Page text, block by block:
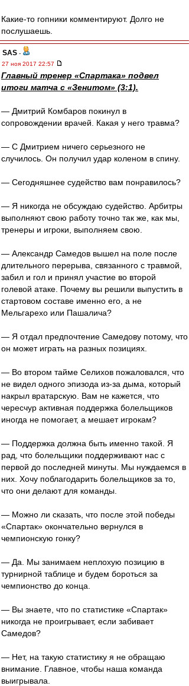
Какие-то гопники комментируют. Долго не
послушаешь.
SAS -
27 ноя 2017 22:57
Главный тренер «Спартака» подвел
итоги матча с «Зенитом» (3:1).
— Дмитрий Комбаров покинул в
сопровождении врачей. Какая у него травма?
— С Дмитрием ничего серьезного не
случилось. Он получил удар коленом в спину.
— Сегодняшнее судейство вам понравилось?
— Я никогда не обсуждаю судейство. Арбитры
выполняют свою работу точно так же, как мы,
тренеры и игроки, выполняем свою.
— Александр Самедов вышел на поле после
длительного перерыва, связанного с травмой,
забил и гол и принял участие во второй
голевой атаке. Почему вы решили выпустить в
стартовом составе именно его, а не
Мельгарехо или Пашалича?
— Я отдал предпочтение Самедову потому, что
он может играть на разных позициях.
— Во втором тайме Селихов пожаловался, что
не видел одного эпизода из-за дыма, который
накрыл вратарскую. Вам не кажется, что
чересчур активная поддержка болельщиков
иногда не помогает, а мешает игрокам?
— Поддержка должна быть именно такой. Я
рад, что болельщики поддерживают нас с
первой до последней минуты. Мы нуждаемся в
них. Хочу поблагодарить болельщиков за то,
что они делают для команды.
— Можно ли сказать, что после этой победы
«Спартак» окончательно вернулся в
чемпионскую гонку?
— Да. Мы занимаем неплохую позицию в
турнирной таблице и будем бороться за
чемпионство до конца.
— Вы знаете, что по статистике «Спартак»
никогда не проигрывает, если забивает
Самедов?
— Нет, на такую статистику я не обращаю
внимание. Главное, чтобы наша команда
выигрывала.